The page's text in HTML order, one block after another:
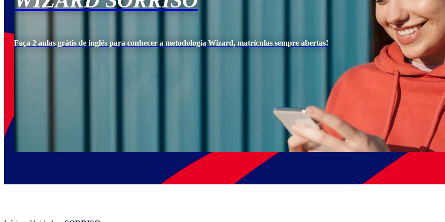
Faça 2 aulas grátis de inglês para conhecer a metodologia Wizard, matrículas sempre abertas!